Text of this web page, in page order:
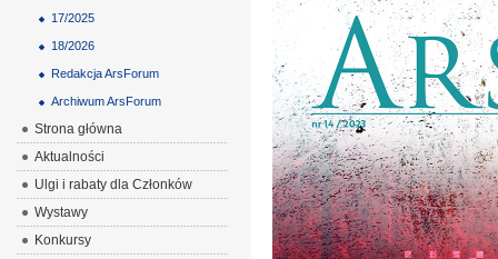
17/2025
18/2026
Redakcja ArsForum
Archiwum ArsForum
Strona główna
Aktualności
Ulgi i rabaty dla Członków
Wystawy
Konkursy